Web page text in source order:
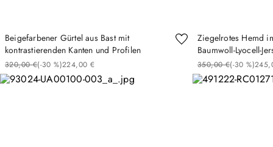
Beigefarbener Gürtel aus Bast mit
kontrastierenden Kanten und Profilen
320,00 €(-30 %)224,00 €
Ziegelrotes Hemd
Baumwoll-Lyocell-
350,00 €(-30 %)245,